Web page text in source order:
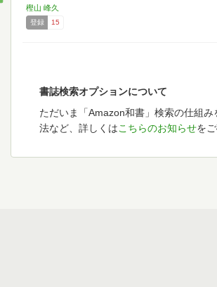
基本
樫山 峰久
登録 15
書誌検索オプションについて
ただいま「Amazon和書」検索の仕組
法など、詳しくはこちらのお知らせを